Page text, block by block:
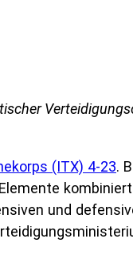
(ITX) 4-23.
und